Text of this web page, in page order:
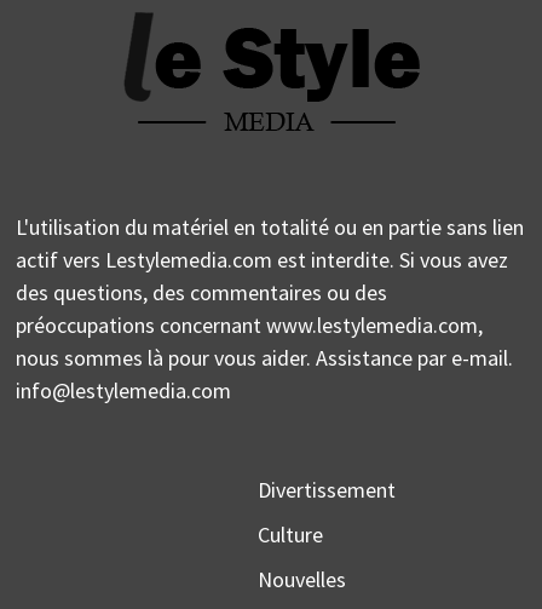
L'utilisation du matériel en totalité ou en partie sans lien
actif vers Lestylemedia.com est interdite. Si vous avez
des questions, des commentaires ou des
préoccupations concernant www.lestylemedia.com,
nous sommes là pour vous aider. Assistance par e-mail.
info@lestylemedia.com
Divertissement
Culture
Nouvelles